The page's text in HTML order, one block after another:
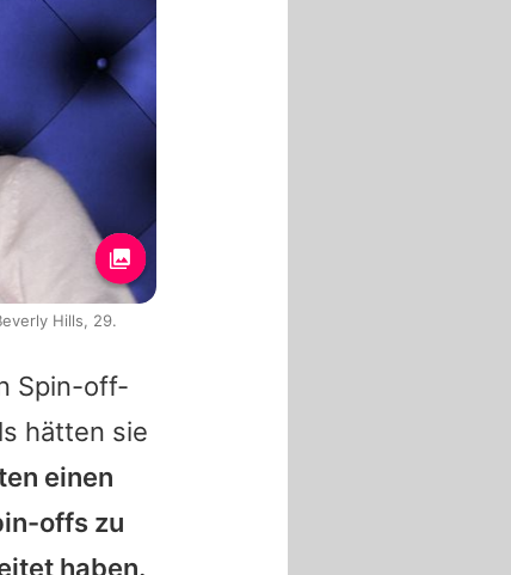
Spin-off-
hätten sie
einen
offs zu
haben.
Hills, 29.